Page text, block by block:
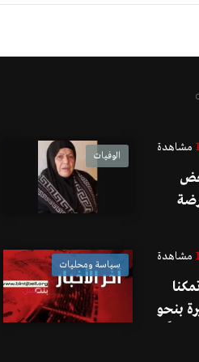
مشاهدة
الوفيات
مشاهدة
بنحو
سياسة ومحليات